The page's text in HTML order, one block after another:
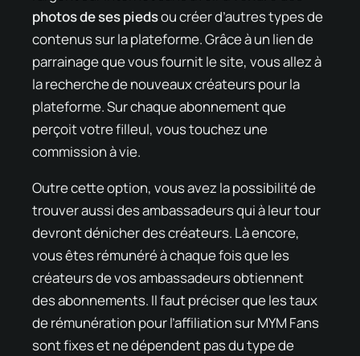
photos de ses piedsou créer d’autres types de
contenus sur la plateforme. Grâce à un lien de
parrainage que vous fournit le site, vous allez à
la recherche de nouveaux créateurs pour la
plateforme. Sur chaque abonnement que
perçoit votre filleul, vous touchez une
commission à vie.
Outre cette option, vous avez la possibilité de
trouver aussi des ambassadeurs qui à leur tour
devront dénicher des créateurs. Là encore,
vous êtes rémunéré à chaque fois que les
créateurs de vos ambassadeurs obtiennent
des abonnements. Il faut préciser que les taux
de rémunération pour l’affiliation sur MYM Fans
sont fixes et ne dépendent pas du type de